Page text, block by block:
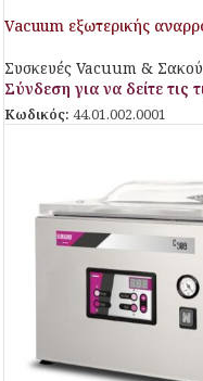
Vacuum εξωτερικής
Συσκευές Vacuum &
Σύνδεση για να δείτε τις
Κωδικός: 44.01.002.0001